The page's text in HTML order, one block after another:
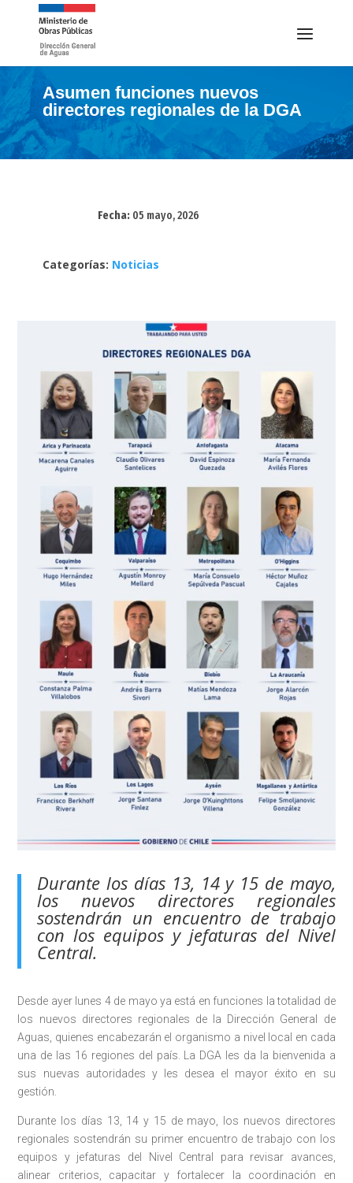
Asumen funciones nuevos
directores regionales de la DGA
Fecha: 05 mayo, 2026
Categorías: Noticias
Durante los días 13, 14 y 15 de mayo,
los nuevos directores regionales
sostendrán un encuentro de trabajo
con los equipos y jefaturas del Nivel
Central.
Desde ayer lunes 4 de mayo ya está en funciones la totalidad de
los nuevos directores regionales de la Dirección General de
Aguas, quienes encabezarán el organismo a nivel local en cada
una de las 16 regiones del país. La DGA les da la bienvenida a
sus nuevas autoridades y les desea el mayor éxito en su
gestión.
Durante los días 13, 14 y 15 de mayo, los nuevos directores
regionales sostendrán su primer encuentro de trabajo con los
equipos y jefaturas del Nivel Central para revisar avances,
alinear criterios, capacitar y fortalecer la coordinación en